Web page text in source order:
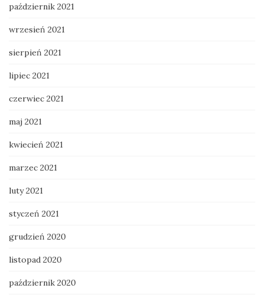
październik 2021
wrzesień 2021
sierpień 2021
lipiec 2021
czerwiec 2021
maj 2021
kwiecień 2021
marzec 2021
luty 2021
styczeń 2021
grudzień 2020
listopad 2020
październik 2020